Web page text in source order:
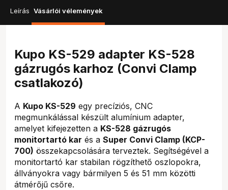
Leírás Vásárlói vélemények
Kupo KS-529 adapter KS-528
gázrugós karhoz (Convi Clamp
csatlakozó)
A Kupo KS-529 egy precíziós, CNC
megmunkálással készült alumínium adapter,
amelyet kifejezetten a KS-528 gázrugós
monitortartó kar és a Super Convi Clamp (KCP-
700) összekapcsolására terveztek. Segítségével a
monitortartó kar stabilan rögzíthető oszlopokra,
állványokra vagy bármilyen 5 és 51 mm közötti
átmérőjű csőre.